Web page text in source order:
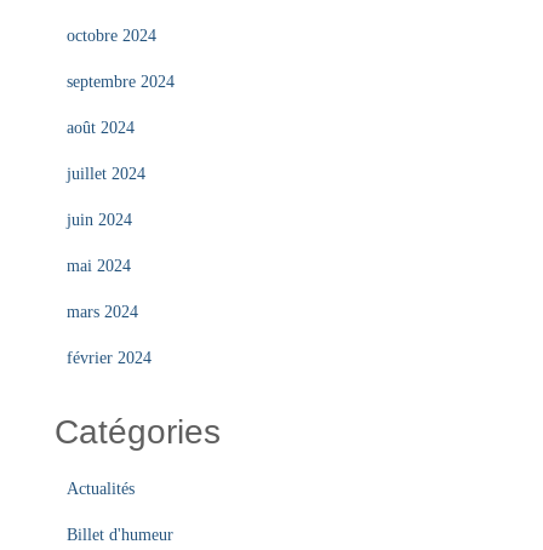
octobre 2024
septembre 2024
août 2024
juillet 2024
juin 2024
mai 2024
mars 2024
février 2024
Catégories
Actualités
Billet d'humeur